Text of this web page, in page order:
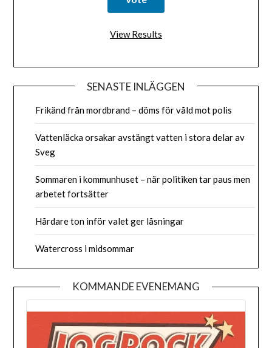
View Results
SENASTE INLÄGGEN
Frikänd från mordbrand – döms för våld mot polis
Vattenläcka orsakar avstängt vatten i stora delar av
Sveg
Sommaren i kommunhuset – när politiken tar paus men
arbetet fortsätter
Hårdare ton inför valet ger låsningar
Watercross i midsommar
KOMMANDE EVENEMANG